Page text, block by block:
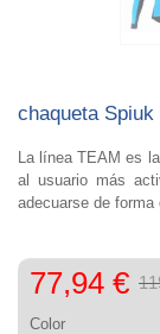
chaqueta Spiuk
La línea TEAM es
al usuario más
adecuarse de
77,94 €
Color